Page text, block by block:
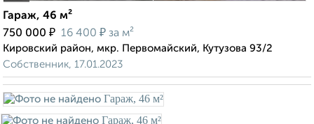
Гараж, 46 м²
750 000 ₽ 16 400 ₽ за м²
Кировский район, мкр. Первомайский, Кутузова 93/2
Собственник, 17.01.2023